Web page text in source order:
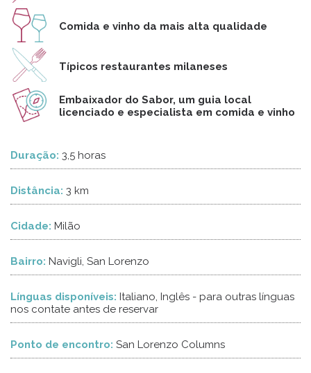
Comida e vinho da mais alta qualidade
Típicos restaurantes milaneses
Embaixador do Sabor, um guia local
licenciado e especialista em comida e vinho
Duração: 3,5 horas
Distância: 3 km
Cidade: Milão
Bairro: Navigli, San Lorenzo
Línguas disponíveis: Italiano, Inglês - para outras línguas
nos contate antes de reservar
Ponto de encontro: San Lorenzo Columns